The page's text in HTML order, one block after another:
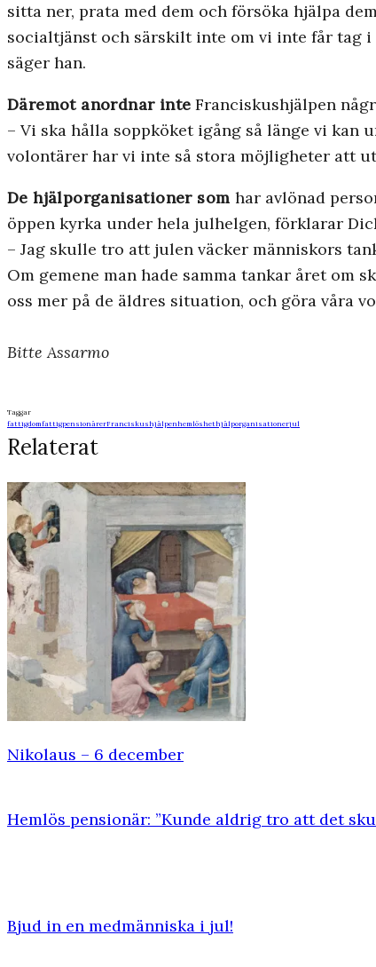
sitta ner, prata med dem och försöka hjälpa
socialtjänst och särskilt inte om vi inte får tag i
säger han.
Däremot anordnar inte Franciskushjälpen
– Vi ska hålla soppköket igång så länge vi kan
volontärer har vi inte så stora möjligheter att
De hjälporganisationer som har avlönad
öppen kyrka under hela julhelgen, förklarar
– Jag skulle tro att julen väcker människors
Om gemene man hade samma tankar året
oss mer på de äldres situation, och göra våra
Bitte Assarmo
Taggar
fattigdomfattigpensionärerFranciskushjälpenhemlöshethjälporganisationerjul
Relaterat
Nikolaus – 6 december
Hemlös pensionär: ”Kunde aldrig tro att det
Bjud in en medmänniska i jul!